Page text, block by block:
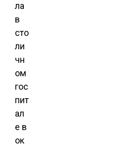
ла
в
сто
ли
чн
ом
гос
пит
ал
е в
ок